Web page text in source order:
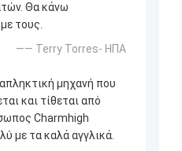
Θα κάνω
τους.
—— Terry Torres- ΗΠΑ
μηχανή που
και τίθεται από
Charmhigh
με τα καλά αγγλικά.